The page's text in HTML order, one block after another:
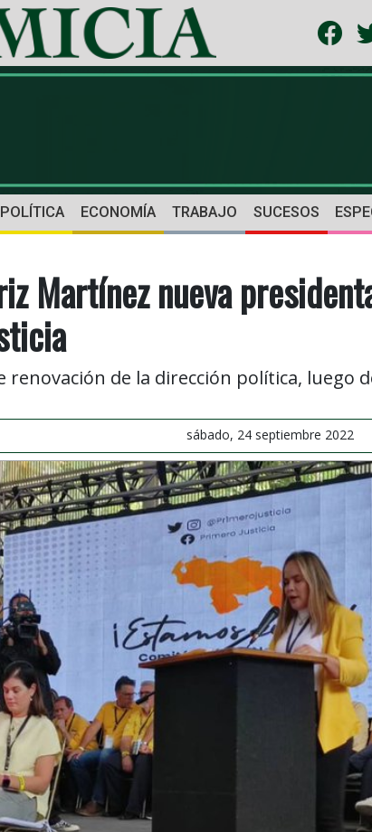
POLÍTICA ECONOMÍA TRABAJO SUCESOS
Martínez nueva
renovación de la dirección política, luego
sábado, 24 septiembre 2022